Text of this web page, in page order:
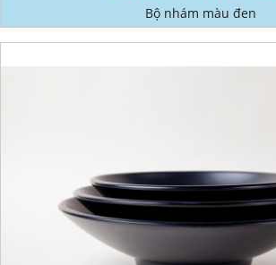
Bộ nhám màu đen